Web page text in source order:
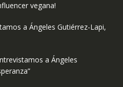
vegana!
a Ángeles Gutiérrez-Lapi,
a Ángeles